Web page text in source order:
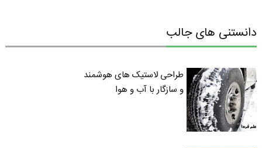
دانستنی های جالب
طراحی لاستیک های هوشمند
و سازگار با آب و هوا